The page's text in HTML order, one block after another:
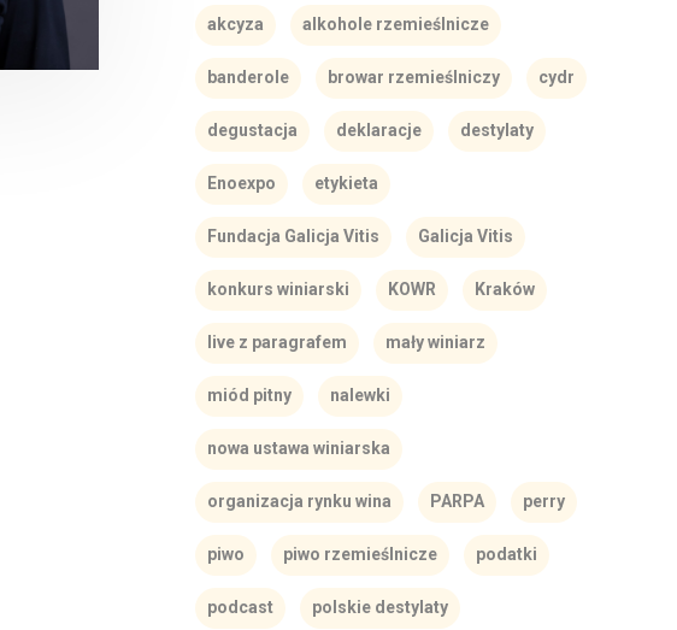
akcyza alkohole rzemieślnicze
banderole browar rzemieślniczy cydr
degustacja deklaracje destylaty
Enoexpo etykieta
Fundacja Galicja Vitis Galicja Vitis
konkurs winiarski KOWR Kraków
live z paragrafem mały winiarz
miód pitny nalewki
nowa ustawa winiarska
organizacja rynku wina PARPA perry
piwo piwo rzemieślnicze podatki
podcast polskie destylaty